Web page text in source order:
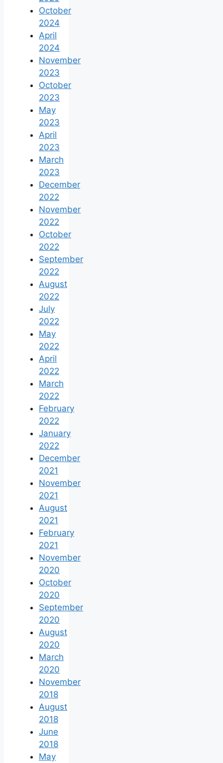
October
2024
April
2024
November
2023
October
2023
May
2023
April
2023
March
2023
December
2022
November
2022
October
2022
September
2022
August
2022
July
2022
May
2022
April
2022
March
2022
February
2022
January
2022
December
2021
November
2021
August
2021
February
2021
November
2020
October
2020
September
2020
August
2020
March
2020
November
2018
August
2018
June
2018
May